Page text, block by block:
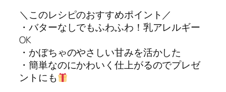
＼このレシピのおすすめポイント／
・バターなしでもふわふわ！乳アレルギー
OK
・かぼちゃのやさしい甘みを活かした
・簡単なのにかわいく仕上がるのでプレゼ
ントにも